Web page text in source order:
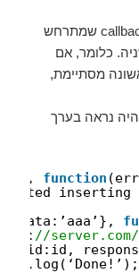
הבעיה בשיטה הזו היא מה שמכונה callback hell שמתרחש
כלומר, אם
מסתיימת,
היה נראה בערך
function
inserting
data:’aaa’},
//